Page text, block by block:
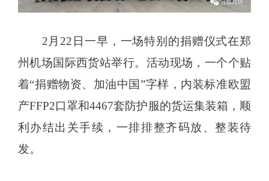
2月22日一早，一场特别的捐赠仪式在郑
州机场国际西货站举行。活动现场，一个个贴
着“捐赠物资、加油中国”字样，内装标准欧盟
产FFP2口罩和4467套防护服的货运集装箱，顺
利办结出关手续，一排排整齐码放、整装待
发。